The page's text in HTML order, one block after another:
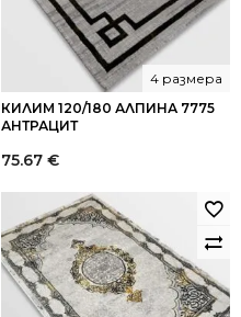
КИЛИМ 120/180 АЛПИНА 7775
АНТРАЦИТ
4 размера
75.67 €